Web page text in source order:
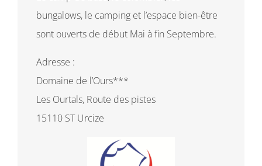
bungalows, le camping et l’espace bien-être
sont ouverts de début Mai à fin Septembre.
Adresse :
Domaine de l’Ours***
Les Ourtals, Route des pistes
15110 ST Urcize